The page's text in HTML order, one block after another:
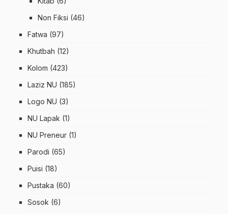
Non Fiksi (46)
Fatwa (97)
Khutbah (12)
Kolom (423)
Laziz NU (185)
Logo NU (3)
NU Lapak (1)
NU Preneur (1)
Parodi (65)
Puisi (18)
Pustaka (60)
Sosok (6)